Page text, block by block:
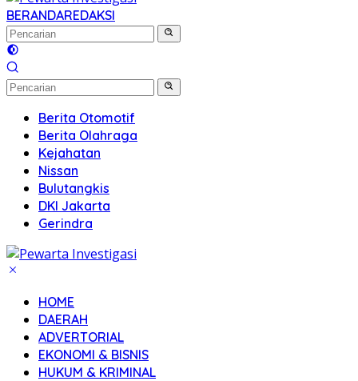
BERANDAREDAKSI
Berita Otomotif
Berita Olahraga
Kejahatan
Nissan
Bulutangkis
DKI Jakarta
Gerindra
HOME
DAERAH
ADVERTORIAL
EKONOMI & BISNIS
HUKUM & KRIMINAL